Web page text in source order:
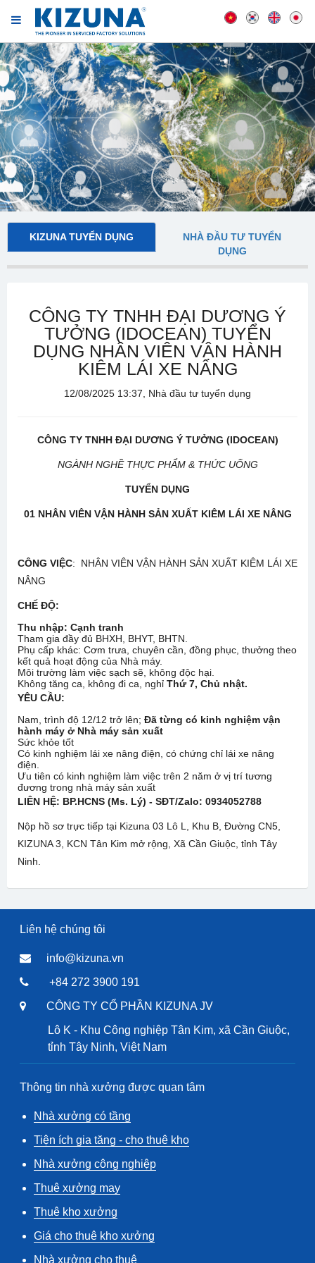
KIZUNA TUYỂN DỤNG
NHÀ ĐẦU TƯ TUYỂN
DỤNG
CÔNG TY TNHH ĐẠI DƯƠNG Ý
TƯỞNG (IDOCEAN) TUYỂN
DỤNG NHÂN VIÊN VẬN HÀNH
KIÊM LÁI XE NÂNG
12/08/2025 13:37, Nhà đầu tư tuyển dụng
CÔNG TY TNHH ĐẠI DƯƠNG Ý TƯỞNG (IDOCEAN)
NGÀNH NGHỀ THỰC PHẨM & THỨC UỐNG
TUYỂN DỤNG
01 NHÂN VIÊN VẬN HÀNH SẢN XUẤT KIÊM LÁI XE NÂNG
CÔNG VIỆC: NHÂN VIÊN VẬN HÀNH SẢN XUẤT KIÊM LÁI XE
NÂNG
CHẾ ĐỘ:
Thu nhập: Cạnh tranh
Tham gia đầy đủ BHXH, BHYT, BHTN.
Phụ cấp khác: Cơm trưa, chuyên cần, đồng phục, thưởng theo
kết quả hoạt động của Nhà máy.
Môi trường làm việc sạch sẽ, không độc hại.
Không tăng ca, không đi ca, nghỉ Thứ 7, Chủ nhật.
YÊU CẦU:
Nam, trình độ 12/12 trở lên; Đã từng có kinh nghiệm vận
hành máy ở Nhà máy sản xuất
Sức khỏe tốt
Có kinh nghiệm lái xe nâng điện, có chứng chỉ lái xe nâng
điện.
Ưu tiên có kinh nghiệm làm việc trên 2 năm ở vị trí tương
đương trong nhà máy sản xuất
LIÊN HỆ: BP.HCNS (Ms. Lý) - SĐT/Zalo: 0934052788
Nộp hồ sơ trực tiếp tại Kizuna 03 Lô L, Khu B, Đường CN5,
KIZUNA 3, KCN Tân Kim mở rộng, Xã Cần Giuộc, tỉnh Tây
Ninh.
Liên hệ chúng tôi
info@kizuna.vn
+84 272 3900 191
CÔNG TY CỔ PHẦN KIZUNA JV
Lô K - Khu Công nghiệp Tân Kim, xã Cần Giuộc,
tỉnh Tây Ninh, Việt Nam
Thông tin nhà xưởng được quan tâm
Nhà xưởng có tầng
Tiện ích gia tăng - cho thuê kho
Nhà xưởng công nghiệp
Thuê xưởng may
Thuê kho xưởng
Giá cho thuê kho xưởng
Nhà xưởng cho thuê